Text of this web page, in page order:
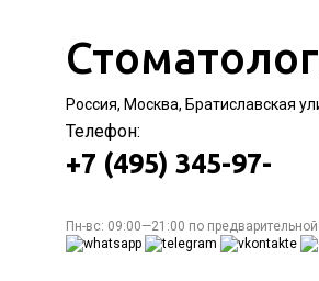
Россия, Москва, Братиславская
Телефон:
+7 (495) 345-97-
Пн-вс: 09:00—21:00 по